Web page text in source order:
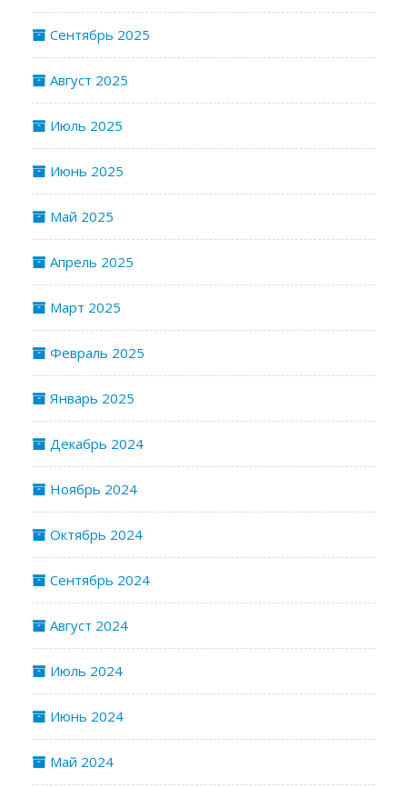
Сентябрь 2025
Август 2025
Июль 2025
Июнь 2025
Май 2025
Апрель 2025
Март 2025
Февраль 2025
Январь 2025
Декабрь 2024
Ноябрь 2024
Октябрь 2024
Сентябрь 2024
Август 2024
Июль 2024
Июнь 2024
Май 2024